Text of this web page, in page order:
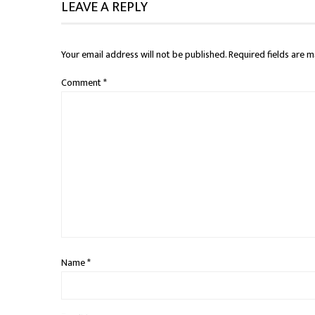
LEAVE A REPLY
Your email address will not be published.Required fields are
Comment*
Name*